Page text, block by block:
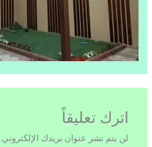
اترك تعليقاً
لن يتم نشر عنوان بريدك الإلكتروني.